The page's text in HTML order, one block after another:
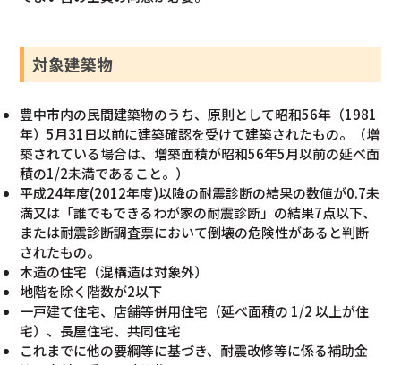
対象建築物
豊中市内の民間建築物のうち、原則として昭和56年（1981
年）5月31日以前に建築確認を受けて建築されたもの。（増
築されている場合は、増築面積が昭和56年5月以前の延べ面
積の1/2未満であること。）
平成24年度(2012年度)以降の耐震診断の結果の数値が0.7未
満又は「誰でもできるわが家の耐震診断」の結果7点以下、
または耐震診断調査票において倒壊の危険性があると判断
されたもの。
木造の住宅（混構造は対象外）
地階を除く階数が2以下
一戸建て住宅、店舗等併用住宅（延べ面積の 1/2 以上が住
宅）、長屋住宅、共同住宅
これまでに他の要綱等に基づき、耐震改修等に係る補助金